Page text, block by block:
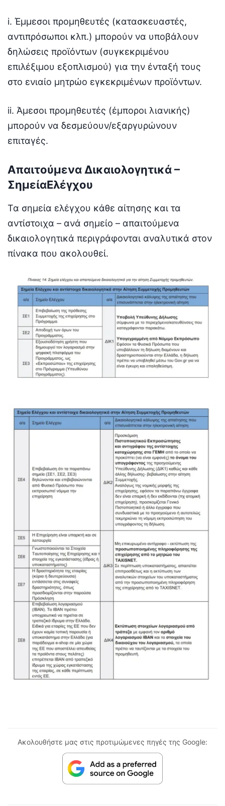
i. Έμμεσοι προμηθευτές (κατασκευαστές,
αντιπρόσωποι κλπ.) μπορούν να υποβάλουν
δηλώσεις προϊόντων (συγκεκριμένου
επιλέξιμου εξοπλισμού) για την ένταξή τους
στο ενιαίο μητρώο εγκεκριμένων προϊόντων.
ii. Άμεσοι προμηθευτές (έμποροι λιανικής)
μπορούν να δεσμεύουν/εξαργυρώνουν
επιταγές.
Απαιτούμενα Δικαιολογητικά –
ΣημείαΕλέγχου
Τα σημεία ελέγχου κάθε αίτησης και τα
αντίστοιχα – ανά σημείο – απαιτούμενα
δικαιολογητικά περιγράφονται αναλυτικά στον
πίνακα που ακολουθεί.
Ακολουθήστε μας στις προτιμώμενες πηγές της Google: